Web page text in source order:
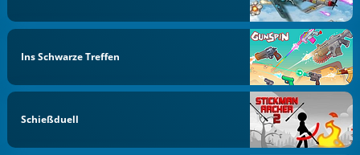
Ins Schwarze Treffen
Schießduell